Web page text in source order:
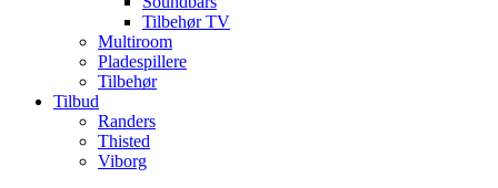
Tilbehør TV
Multiroom
Pladespillere
Tilbehør
Tilbud
Randers
Thisted
Viborg